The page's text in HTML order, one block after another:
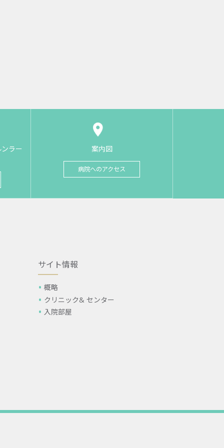
ラー
案内図
病院へのアクセス
サイト情報
概略
クリニック& センター
入院部屋